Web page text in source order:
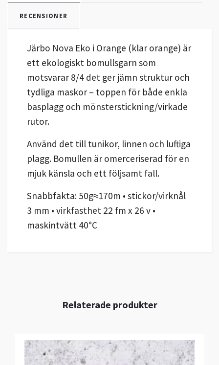
RECENSIONER
Järbo Nova Eko i Orange (klar orange) är
ett ekologiskt bomullsgarn som
motsvarar 8/4 det ger jämn struktur och
tydliga maskor – toppen för både enkla
basplagg och mönsterstickning/virkade
rutor.
Använd det till tunikor, linnen och luftiga
plagg. Bomullen är omerceriserad för en
mjuk känsla och ett följsamt fall.
Snabbfakta: 50g≈170m • stickor/virknål
3 mm • virkfasthet 22 fm x 26 v •
maskintvätt 40°C